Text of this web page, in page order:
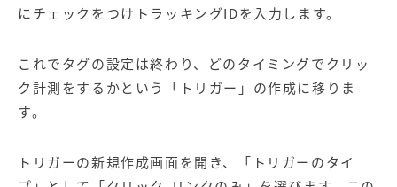
にチェックをつけトラッキングIDを入力します。
これでタグの設定は終わり、どのタイミングでクリッ
ク計測をするかという「トリガー」の作成に移りま
す。
トリガーの新規作成画面を開き、「トリガーのタイ